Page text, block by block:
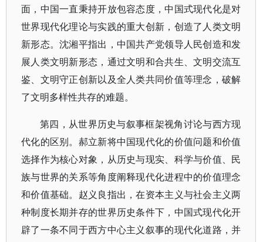
面，中国一直秉持开放包容态度，中国式现代化是对
世界现代化理论与实践的重大创新，创造了人类文明
新形态。沈湘平指出，中国共产党领导人民创造和发
展人类文明新形态，通过文明和合共生、文明交流互
鉴、文明守正创新以及全人类共同价值等理念，破解
了文明多样性共存的难题。
第四，从世界历史与叙事框架视角讨论与西方现
代化的区别。郝立新将中国现代化的价值问题和价值
选择作为核心对象，从历史与现实、科学与价值、民
族与世界的关系等角度阐释现代化进程中的价值理念
和价值基础。赵义良指出，在资本主义与社会主义两
种制度长期并存的世界历史条件下，中国式现代化开
辟了一条不同于西方中心主义叙事的现代化道路，并